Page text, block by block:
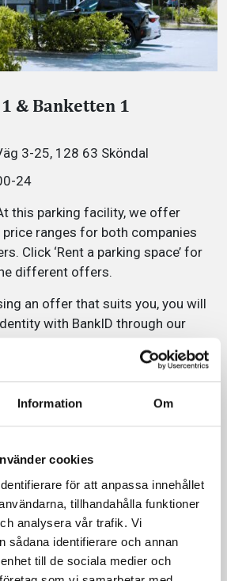
Information Om
cookies
för att anpassa innehållet
tillhandahålla funktioner
analysera vår trafik. Vi
sådana identifierare och annan
till de sociala medier och
& Banketten 1
3-25, 128 63 Sköndal
24
this parking facility, we offer
ranges for both companies
Click ‘Rent a parking space’ for
different offers.
an offer that suits you, you will
with BankID through our
Banketten 1